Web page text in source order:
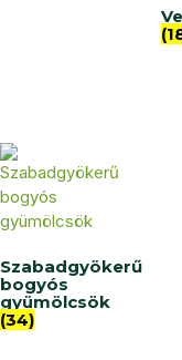
Szabadgyökerű
bogyós
gyümölcsök
(34)